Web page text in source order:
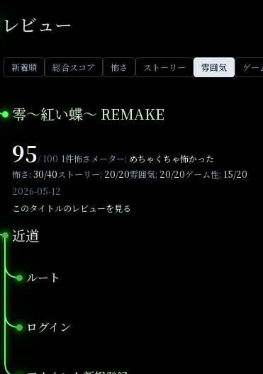
レビュー
新着順 総合スコア 怖さ ストーリー 雰囲気 ゲー
零～紅い蝶～ REMAKE
●
95/ 100 1件怖さメーター: めちゃくちゃ怖かった
怖さ: 30/40ストーリー: 20/20雰囲気: 20/20ゲーム性: 15/20
2026-05-12
このタイトルのレビューを見る
近道
●
ルート
●
ログイン
●